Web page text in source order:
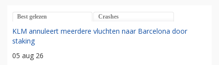
Best gelezen Crashes
KLM annuleert meerdere vluchten naar Barcelona door
staking
05 aug 26